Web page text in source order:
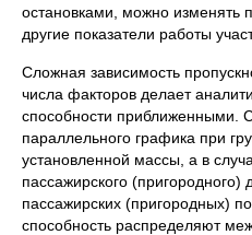
остановками, можно изменять
другие показатели работы
Сложная зависимость
числа факторов делает
способности приближенными.
параллельного графика при
установленной массы, а в
пассажирского
пассажирских (пригородных)
способность распределяют